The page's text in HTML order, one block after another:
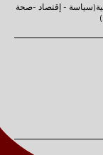
- إقتصاد -صحة